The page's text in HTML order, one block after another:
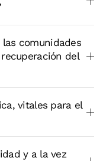
comunidades
del
vitales para el
y a la vez